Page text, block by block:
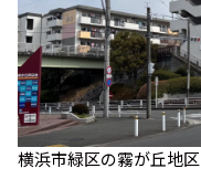
横浜市緑区の霧が丘地区